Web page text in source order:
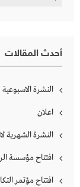
أحدث المقالات
النشرة الاسبوعية
اعلان
النشرة الشهرية
افتتاح مؤسسة
افتتاح مؤتمر